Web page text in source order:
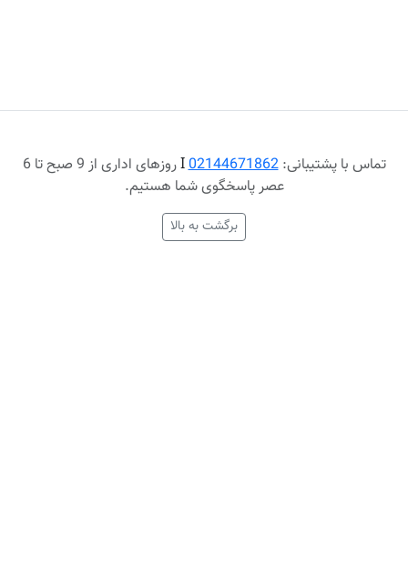
تماس با پشتیبانی:02144671862
Ι
روزهای اداری از 9 صبح تا 6
عصر پاسخگوی شما هستیم.
برگشت به بالا